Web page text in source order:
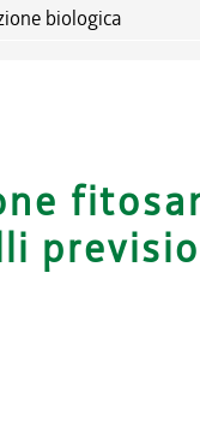
biologica